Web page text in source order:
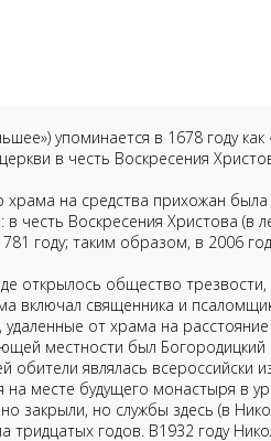
упоминается в 1678 году
в честь Воскресения
храма на средства прихожан
честь Воскресения Христова (в
году; таким образом, в 2006
открылось общество
включал священника и
от храма на
местности был Богородицкий
являлась всероссийски
на месте будущего монастыря в
закрыли, но службы здесь (в
тридцатых годов. В1932 году